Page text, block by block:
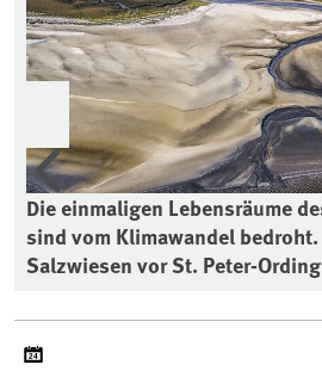
Die einmaligen Lebensräume
sind vom Klimawandel
Salzwiesen vor St. Peter-
Vorherige